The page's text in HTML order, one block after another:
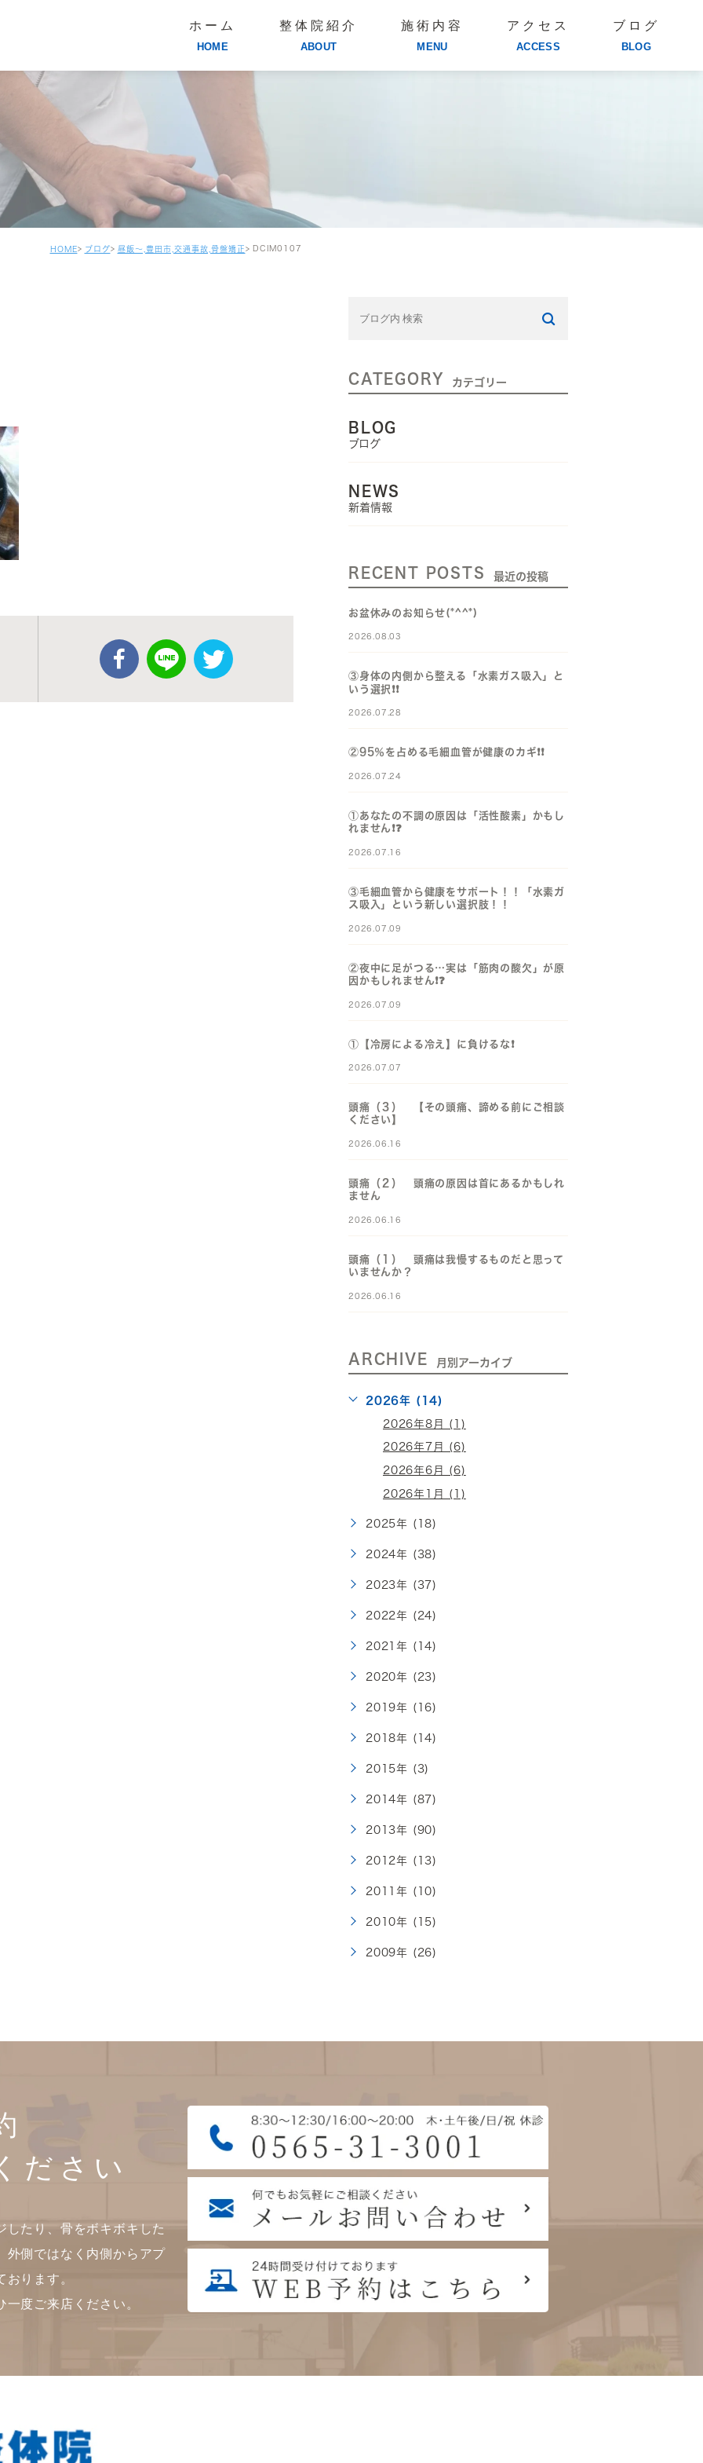
ホーム
HOME
整体院紹介
ABOUT
施術内容
MENU
アクセス
ACCESS
ブログ
BLOG
HOME ブログ 昼飯～,豊田市,交通事故,骨盤矯正 DCIM0107
CATEGORY カテゴリー
BLOG
ブログ
NEWS
新着情報
RECENT POSTS 最近の投稿
お盆休みのお知らせ(*^^*)
2026.08.03
③身体の内側から整える「水素ガス吸入」と
いう選択❗️❗️
2026.07.28
②95％を占める毛細血管が健康のカギ❗️❗️
2026.07.24
①あなたの不調の原因は「活性酸素」かもし
れません❗️❓️
2026.07.16
③毛細血管から健康をサポート！！「水素ガ
ス吸入」という新しい選択肢！！
2026.07.09
②夜中に足がつる…実は「筋肉の酸欠」が原
因かもしれません❗️❓️
2026.07.09
①【冷房による冷え】に負けるな❗️
2026.07.07
頭痛（３） 【その頭痛、諦める前にご相談
ください】
2026.06.16
頭痛（２） 頭痛の原因は首にあるかもしれ
ません
2026.06.16
頭痛（１） 頭痛は我慢するものだと思って
いませんか？
2026.06.16
ARCHIVE 月別アーカイブ
2026年 (14)
2026年8月 (1)
2026年7月 (6)
2026年6月 (6)
2026年1月 (1)
2025年 (18)
2024年 (38)
2023年 (37)
2022年 (24)
2021年 (14)
2020年 (23)
2019年 (16)
2018年 (14)
2015年 (3)
2014年 (87)
2013年 (90)
2012年 (13)
2011年 (10)
2010年 (15)
2009年 (26)
ださい
したり、骨をボキボキした
外側ではなく内側からアプ
ります。
度ご来店ください。